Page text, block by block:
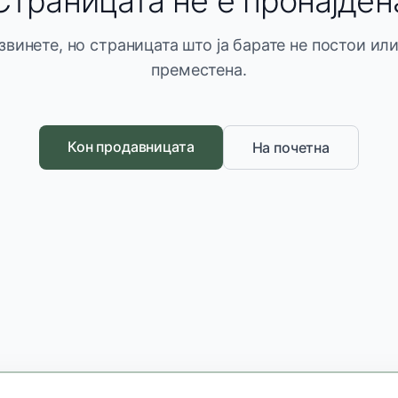
но страницата што ја барате не постои
преместена.
Кон продавницата На почетна